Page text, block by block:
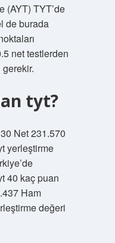
(AYT) TYT’de
de burada
net testlerden
gerekir.
tyt?
Net 231.570
yerleştirme
40 kaç puan
Ham
değeri